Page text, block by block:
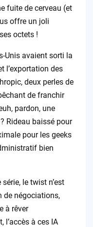
fuite de cerveau (et
offre un joli
octets !
Unis avaient sorti la
l’exportation des
deux perles de
de franchir
pardon, une
Rideau baissé pour
pour les geeks
bien
le twist n’est
de négociations,
à rêver
l’accès à ces IA